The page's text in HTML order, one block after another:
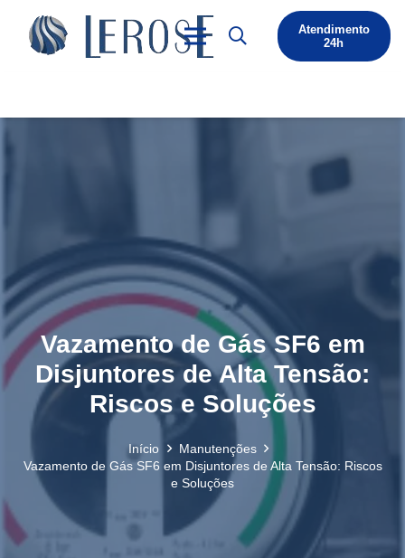
Atendimento
24h
Vazamento de Gás SF6 em
Disjuntores de Alta Tensão:
Riscos e Soluções
Início
Manutenções
Vazamento de Gás SF6 em Disjuntores de Alta Tensão: Riscos
e Soluções